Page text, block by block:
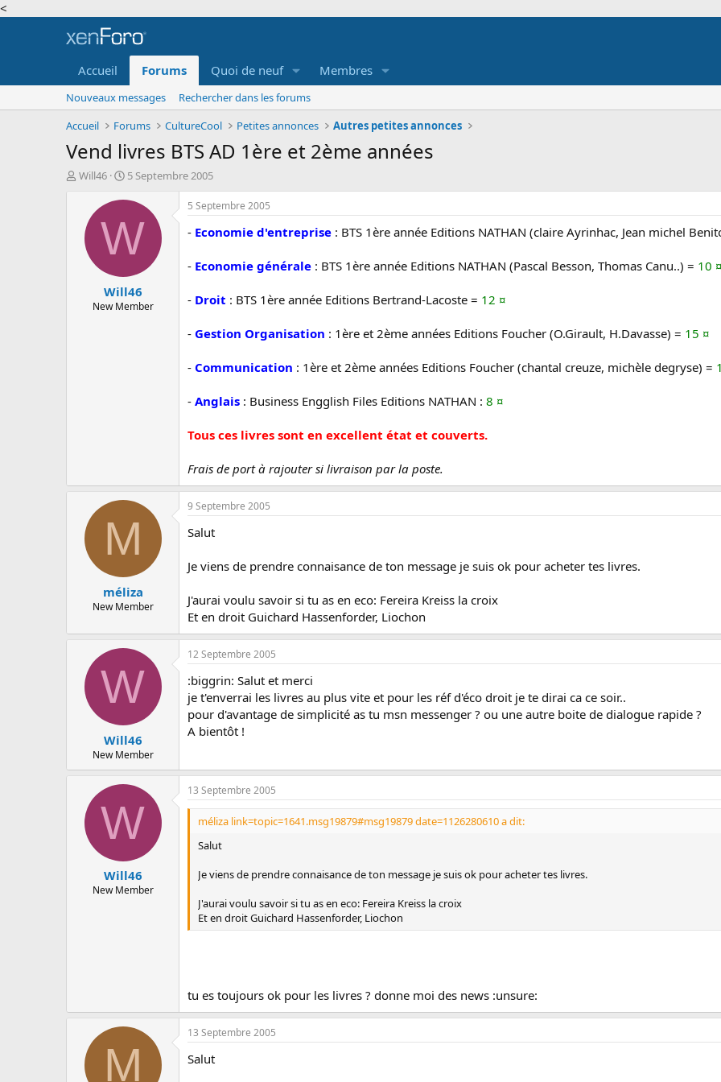
<
Accueil Forums Quoi de neuf Membres
Nouveaux messages
Rechercher dans les forums
Accueil
Forums CultureCool Petites annonces Autres petites annonces
Vend livres BTS AD 1ère et 2ème années
A
Will46
D
t
d
e
é
b
u
5 Septembre 2005
W
Will46
New Member
5 Septembre 2005
- Economie d'entreprise : BTS 1ère année Editions NATHAN (claire Ayrinhac, Jean michel
- Economie générale : BTS 1ère année Editions NATHAN (Pascal Besson, Thomas Canu..) = 10 ¤
- Droit : BTS 1ère année Editions Bertrand-Lacoste = 12 ¤
- Gestion Organisation : 1ère et 2ème années Editions Foucher (O.Girault, H.Davasse) = 15 ¤
- Communication : 1ère et 2ème années Editions Foucher (chantal creuze, michèle degryse) =
- Anglais : Business Engglish Files Editions NATHAN : 8 ¤
Tous ces livres sont en excellent état et couverts.
Frais de port à rajouter si livraison par la poste.
M
méliza
New Member
9 Septembre 2005
Salut
Je viens de prendre connaisance de ton message je suis ok pour acheter tes livres.
J'aurai voulu savoir si tu as en eco: Fereira Kreiss la croix
Et en droit Guichard Hassenforder, Liochon
W
Will46
New Member
12 Septembre 2005
:biggrin: Salut et merci
je t'enverrai les livres au plus vite et pour les réf d'éco droit je te dirai ca ce soir..
pour d'avantage de simplicité as tu msn messenger ? ou une autre boite de dialogue rapide ?
A bientôt !
W
Will46
New Member
13 Septembre 2005
méliza link=topic=1641.msg19879#msg19879 date=1126280610 a dit:
Salut
Je viens de prendre connaisance de ton message je suis ok pour acheter tes livres.
J'aurai voulu savoir si tu as en eco: Fereira Kreiss la croix
Et en droit Guichard Hassenforder, Liochon
tu es toujours ok pour les livres ? donne moi des news :unsure:
M
13 Septembre 2005
Salut